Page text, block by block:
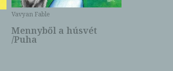
Vavyan Fable
Mennyből a húsvét
/Puha